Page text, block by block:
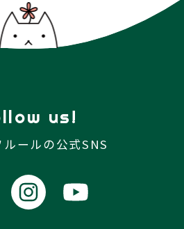
us!
ルールの公式SNS